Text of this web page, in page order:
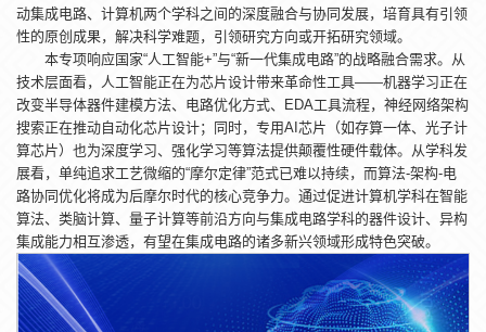
动集成电路、计算机两个学科之间的深度融合与协同发展，培育具有引领
性的原创成果，解决科学难题，引领研究方向或开拓研究领域。
本专项响应国家“人工智能+”与“新一代集成电路”的战略融合需求。从
技术层面看，人工智能正在为芯片设计带来革命性工具——机器学习正在
改变半导体器件建模方法、电路优化方式、EDA工具流程，神经网络架构
搜索正在推动自动化芯片设计；同时，专用AI芯片（如存算一体、光子计
算芯片）也为深度学习、强化学习等算法提供颠覆性硬件载体。从学科发
展看，单纯追求工艺微缩的“摩尔定律”范式已难以持续，而算法-架构-电
路协同优化将成为后摩尔时代的核心竞争力。通过促进计算机学科在智能
算法、类脑计算、量子计算等前沿方向与集成电路学科的器件设计、异构
集成能力相互渗透，有望在集成电路的诸多新兴领域形成特色突破。